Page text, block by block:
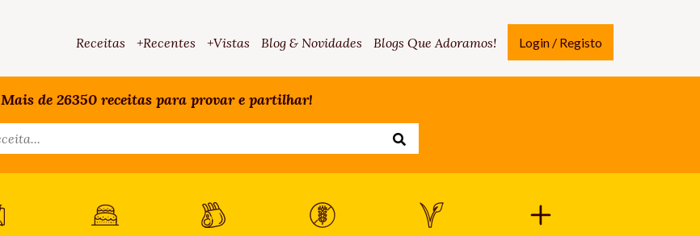
Receitas +Recentes +Vistas Blog & Novidades Blogs Que Adoramos! Login / Registo
Mais de 26350 receitas para provar e partilhar!